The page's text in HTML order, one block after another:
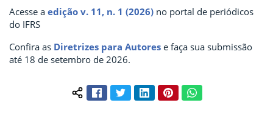
Acesse a edição v. 11, n. 1 (2026) no portal de periódicos
do IFRS
Confira as Diretrizes para Autores e faça sua submissão
até 18 de setembro de 2026.
Compartilhar conteúdo:
FacebookTwitterLinkedInPinterestWhatsApp